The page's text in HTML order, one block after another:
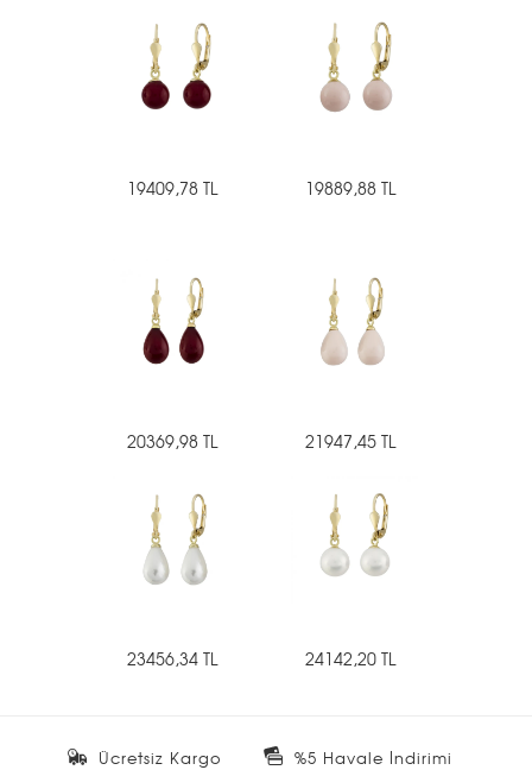
19409,78 TL 19889,88 TL
20369,98 TL 21947,45 TL
23456,34 TL 24142,20 TL
Ücretsiz Kargo
%5 Havale İndirimi